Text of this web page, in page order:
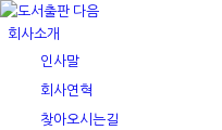
회사소개
인사말
회사연혁
찾아오시는길